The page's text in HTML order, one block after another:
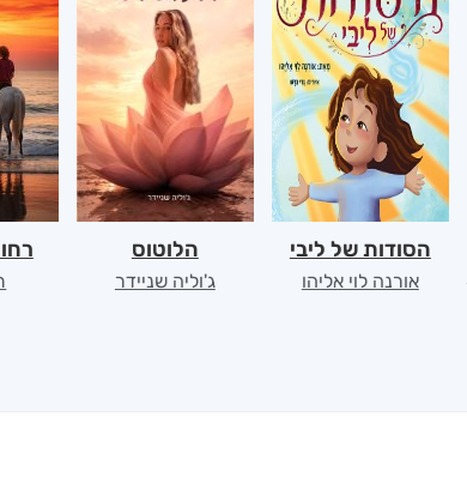
הסודות של ליבי
אורנה לוי אליהו
הלוטוס
ג'וליה שניידר